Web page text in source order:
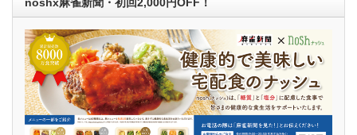
noshx麻雀新聞・初回2,000円OFF！